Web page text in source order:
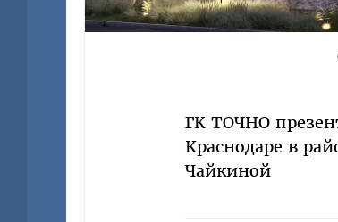
ГК ТОЧНО
Краснодаре в
Чайкиной